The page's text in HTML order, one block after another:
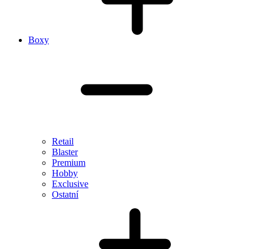
Boxy
Retail
Blaster
Premium
Hobby
Exclusive
Ostatní